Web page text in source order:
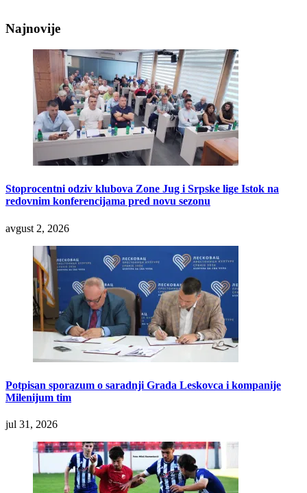
Najnovije
Stoprocentni odziv klubova Zone Jug i Srpske lige Istok na
redovnim konferencijama pred novu sezonu
avgust 2, 2026
Potpisan sporazum o saradnji Grada Leskovca i kompanije
Milenijum tim
jul 31, 2026